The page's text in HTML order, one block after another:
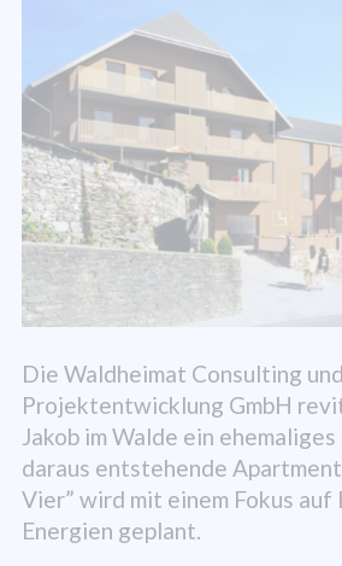
Die Waldheimat Consulting und
Projektentwicklung GmbH
Jakob im Walde ein
daraus entstehende
Vier” wird mit einem Fokus auf
Energien geplant.